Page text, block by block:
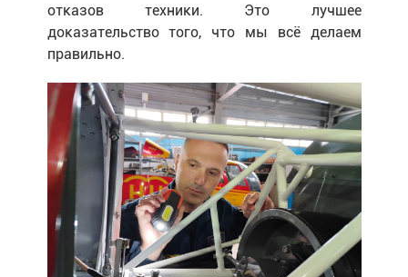
отказов техники. Это лучшее
доказательство того, что мы всё делаем
правильно.